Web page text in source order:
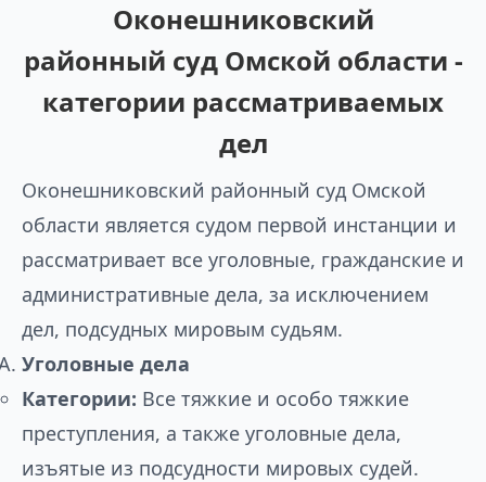
Оконешниковский
районный суд Омской области -
категории рассматриваемых
дел
Оконешниковский районный суд Омской
области является судом первой инстанции и
рассматривает все уголовные, гражданские и
административные дела, за исключением
дел, подсудных мировым судьям.
Уголовные дела
Категории: Все тяжкие и особо тяжкие
преступления, а также уголовные дела,
изъятые из подсудности мировых судей.